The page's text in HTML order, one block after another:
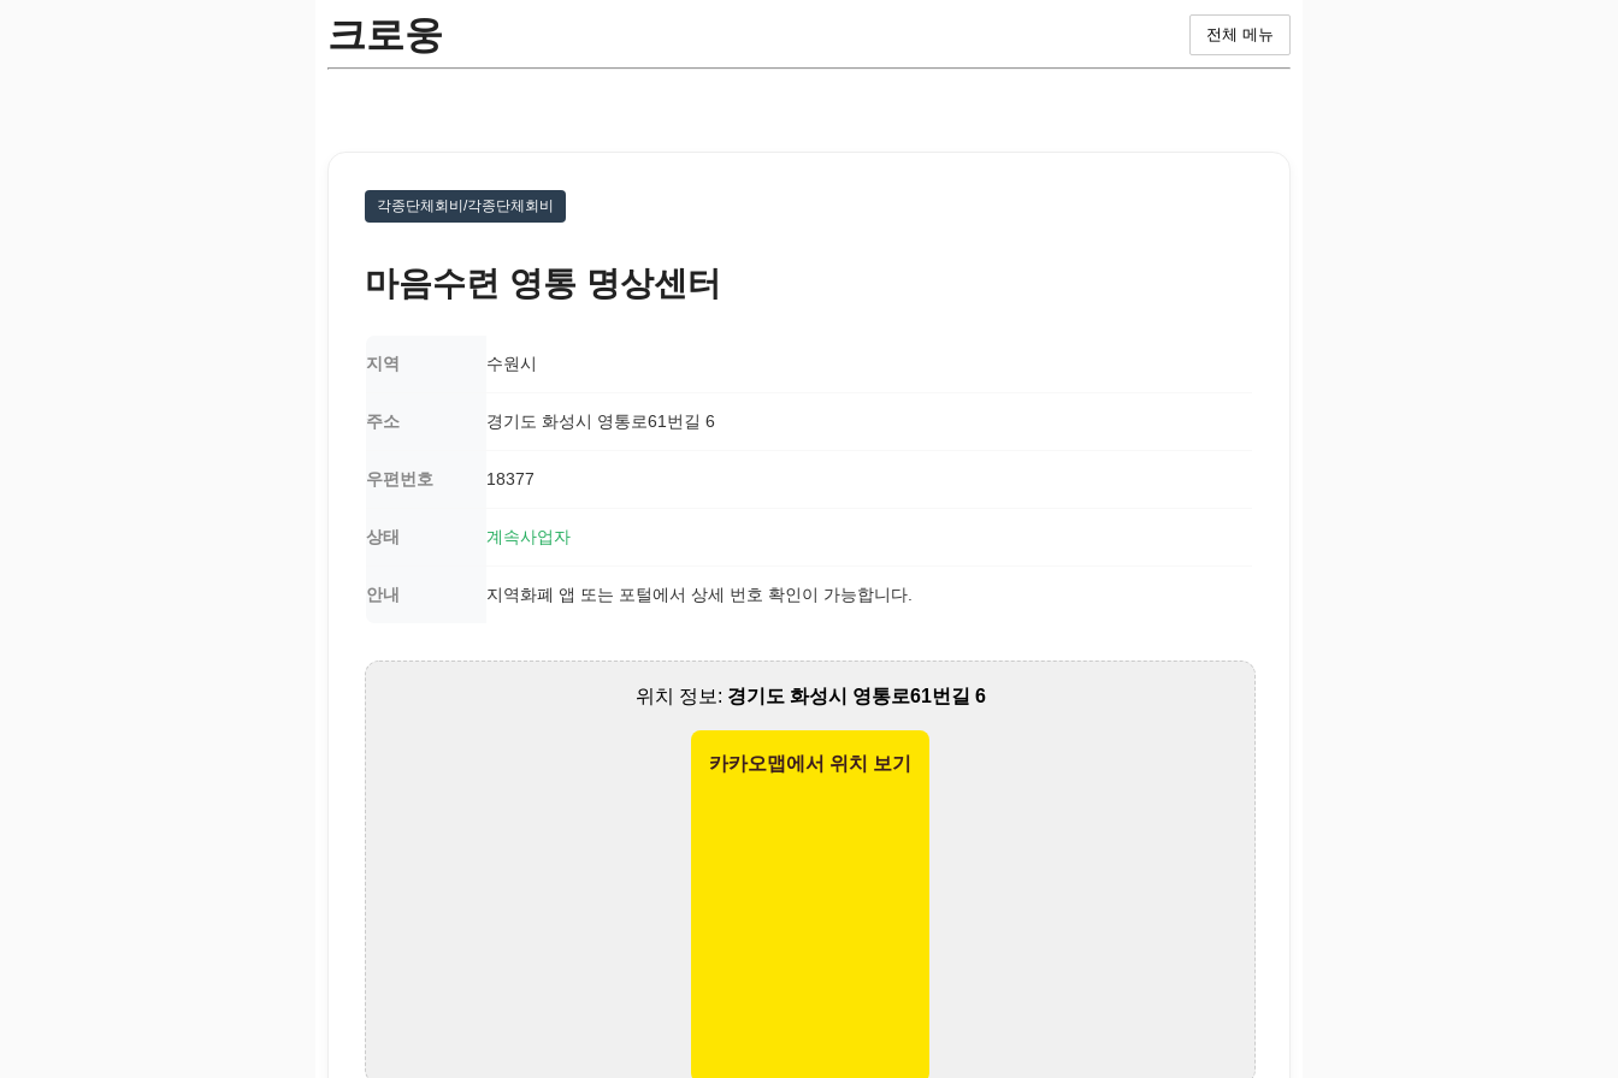
크로웅 전체 메뉴
각종단체회비/각종단체회비
마음수련 영통 명상센터
지역 수원시
주소 경기도 화성시 영통로61번길 6
우편번호 18377
상태 계속사업자
안내 지역화폐 앱 또는 포털에서 상세 번호 확인이 가능합니다.
위치 정보: 경기도 화성시 영통로61번길 6
카카오맵에서 위치 보기